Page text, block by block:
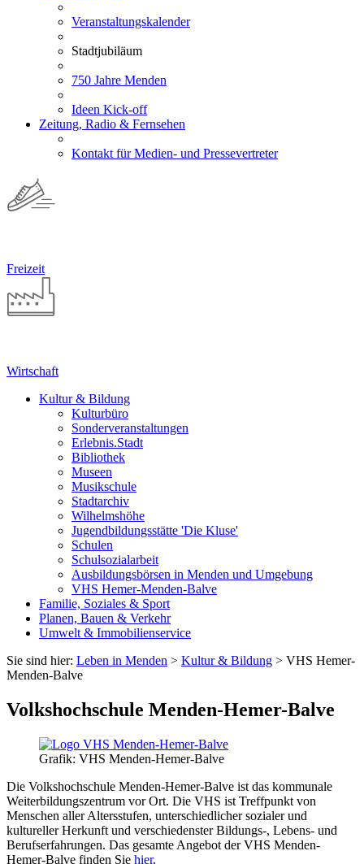
Veranstaltungskalender
Stadtjubiläum
750 Jahre Menden
Ideen Kick-off
Zeitung, Radio & Fernsehen
Kontakt für Medien- und Pressevertreter
Freizeit
Wirtschaft
Kultur & Bildung
Kulturbüro
Sonderveranstaltungen
Erlebnis.Stadt
Bibliothek
Museen
Musikschule
Stadtarchiv
Wilhelmshöhe
Jugendbildungsstätte 'Die Kluse'
Schulen
Schulsozialarbeit
Ausbildungsbörsen in Menden und Umgebung
VHS Hemer-Menden-Balve
Familie, Soziales & Sport
Planen, Bauen & Verkehr
Umwelt & Immobilienservice
Sie sind hier: Leben in Menden > Kultur & Bildung > VHS Hemer-
Menden-Balve
Volkshochschule Menden-Hemer-Balve
Grafik: VHS Menden-Hemer-Balve
Die Volkshochschule Menden-Hemer-Balve ist das kommunale
Weiterbildungszentrum vor Ort. Die VHS ist Treffpunkt von
Menschen aller Altersstufen, unterschiedlicher sozialer und
kultureller Herkunft und verschiedenster Bildungs-, Lebens- und
Berufserfahrungen. Das gesamte Angebot der VHS Menden-
Hemer-Balve finden Sie hier.